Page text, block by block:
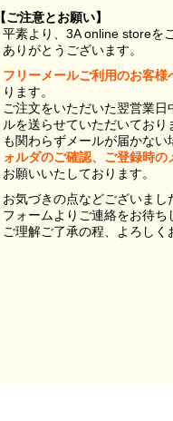
【ご注意とお願い】
平素より、3A online storeを
ありがとうございます。
フリーメールご利用のお客様
ります。
ご注文をいただいた翌営業
ルを送らせていただいてお
も関わらずメールが届かない
ォルダのご確認、ご登録時
お願いいたしております。
お気づきの点などございま
フォームよりご連絡をお待ち
ご理解ご了承の程、よろし